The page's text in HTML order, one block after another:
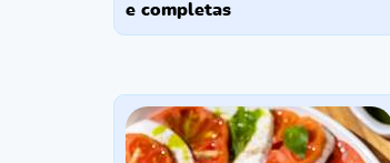
e completas